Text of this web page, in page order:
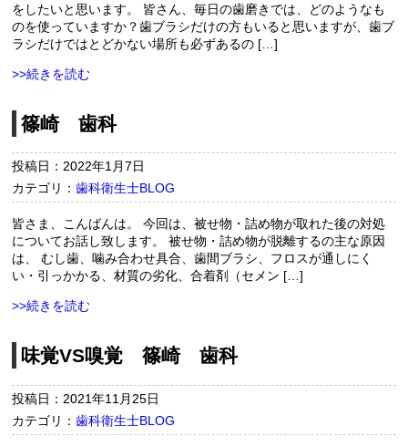
をしたいと思います。 皆さん、毎日の歯磨きでは、どのようなも
のを使っていますか？歯ブラシだけの方もいると思いますが、歯ブ
ラシだけではとどかない場所も必ずあるの […]
>>続きを読む
篠崎 歯科
投稿日：2022年1月7日
カテゴリ：歯科衛生士BLOG
皆さま、こんばんは。 今回は、被せ物・詰め物が取れた後の対処
についてお話し致します。 被せ物・詰め物が脱離するの主な原因
は、 むし歯、噛み合わせ具合、歯間ブラシ、フロスが通しにく
い・引っかかる、材質の劣化、合着剤（セメン […]
>>続きを読む
味覚VS嗅覚 篠崎 歯科
投稿日：2021年11月25日
カテゴリ：歯科衛生士BLOG